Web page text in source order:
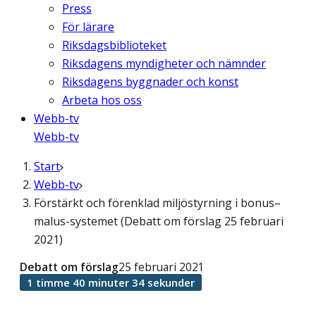
Press
För lärare
Riksdagsbiblioteket
Riksdagens myndigheter och nämnder
Riksdagens byggnader och konst
Arbeta hos oss
Webb-tv
Webb-tv
Start
Webb-tv
Förstärkt och förenklad miljöstyrning i bonus–
malus-systemet (Debatt om förslag 25 februari
2021)
Debatt om förslag25 februari 2021
1 timme 40 minuter 34 sekunder